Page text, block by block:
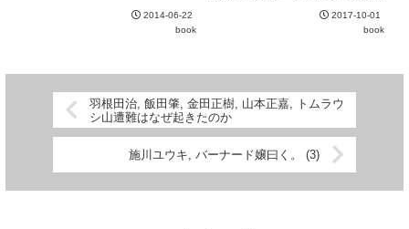
2014-06-22
book
が、自己啓発本としてみれば良い
出来。ファンならもちろん買い。
2017-10-01
book
羽根田治, 飯田肇, 金田正樹, 山本正嘉, トムラウ
シ山遭難はなぜ起きたのか
施川ユウキ, バーナード嬢曰く。 (3)